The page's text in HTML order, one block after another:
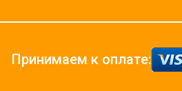
Принимаем к оплате: